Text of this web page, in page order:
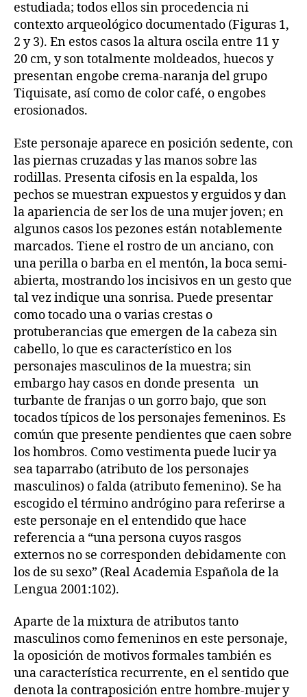
estudiada; todos ellos sin procedencia ni
contexto arqueológico documentado (Figuras 1,
2 y 3). En estos casos la altura oscila entre 11 y
20 cm, y son totalmente moldeados, huecos y
presentan engobe crema-naranja del grupo
Tiquisate, así como de color café, o engobes
erosionados.
Este personaje aparece en posición sedente, con
las piernas cruzadas y las manos sobre las
rodillas. Presenta cifosis en la espalda, los
pechos se muestran expuestos y erguidos y dan
la apariencia de ser los de una mujer joven; en
algunos casos los pezones están notablemente
marcados. Tiene el rostro de un anciano, con
una perilla o barba en el mentón, la boca semi-
abierta, mostrando los incisivos en un gesto que
tal vez indique una sonrisa. Puede presentar
como tocado una o varias crestas o
protuberancias que emergen de la cabeza sin
cabello, lo que es característico en los
personajes masculinos de la muestra; sin
embargo hay casos en donde presenta un
turbante de franjas o un gorro bajo, que son
tocados típicos de los personajes femeninos. Es
común que presente pendientes que caen sobre
los hombros. Como vestimenta puede lucir ya
sea taparrabo (atributo de los personajes
masculinos) o falda (atributo femenino). Se ha
escogido el término andrógino para referirse a
este personaje en el entendido que hace
referencia a “una persona cuyos rasgos
externos no se corresponden debidamente con
los de su sexo” (Real Academia Española de la
Lengua 2001:102).
Aparte de la mixtura de atributos tanto
masculinos como femeninos en este personaje,
la oposición de motivos formales también es
una característica recurrente, en el sentido que
denota la contraposición entre hombre-mujer y